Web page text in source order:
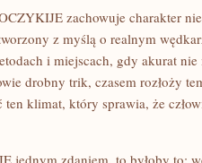
zachowuje charakter
z myślą o realnym
i miejscach, gdy akurat nie
drobny trik, czasem rozłoży
klimat, który sprawia, że
jednym zdaniem, to byłoby to: